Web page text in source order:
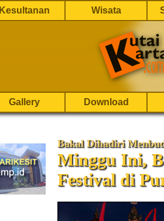
Kesultanan Wisata
Gallery Download
Bakal Dihadiri
Minggu Ini,
Festival di